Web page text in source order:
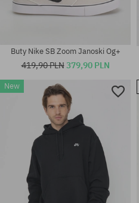
Dostępne rozmiary:
40; 40.5; 41; 42; 42.5; 43; 44;
44.5; 45; 45.5; 46; 47.5
Buty Nike SB Zoom Janoski Og+
419,90 PLN379,90 PLN
New